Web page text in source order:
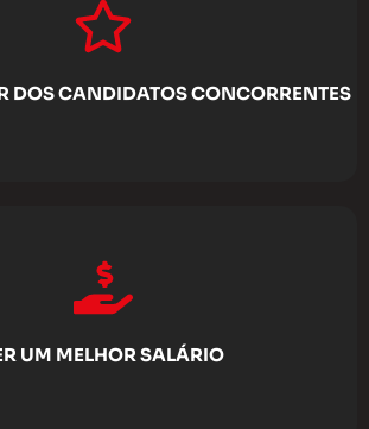
DOS CANDIDATOS CONCORRENTES
UM MELHOR SALÁRIO